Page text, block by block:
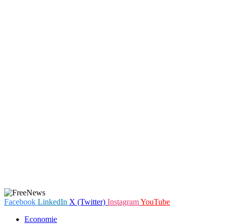
Facebook LinkedIn X (Twitter) InstagramYouTube
Economie